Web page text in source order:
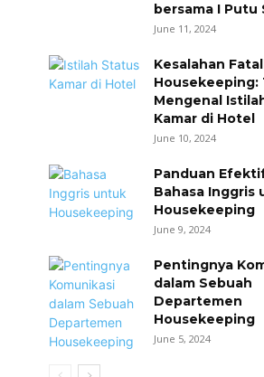
bersama I Putu
June 11, 2024
Kesalahan Fatal
Housekeeping:
Mengenal
Kamar di Hotel
June 10, 2024
Panduan
Bahasa Inggris
Housekeeping
June 9, 2024
Pentingnya
dalam Sebuah
Departemen
Housekeeping
June 5, 2024